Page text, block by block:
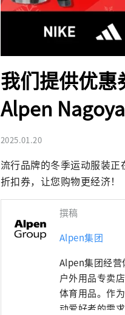
我们提供优
Alpen
2025.01.20
流行品牌的冬季运动服装
折扣券，让您购物更经济！
撰稿
Alpen集团
Alpen集团经营
户外用品专卖
体育用品。作
动爱好者的需求